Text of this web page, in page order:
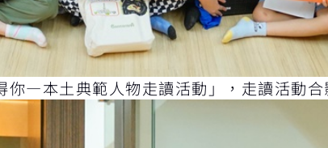
你—本土典範人物走讀活動」，走讀活動